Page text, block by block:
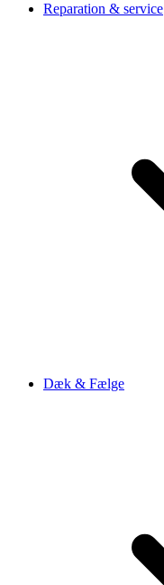
Reparation & service
Dæk & Fælge